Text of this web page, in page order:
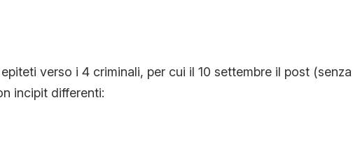
verso i 4 criminali, per cui il 10 settembre il post (senza
incipit differenti: